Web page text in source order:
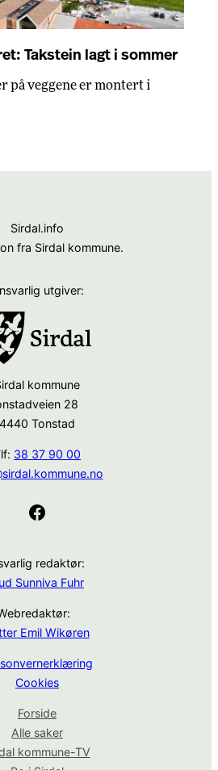
Takstein lagt i sommer
på veggene er montert i
Sirdal.info
fra Sirdal kommune.
utgiver:
kommune
28
4440 Tonstad
38 37 90 00
Facebook
redaktør:
Sunniva Fuhr
Emil Wikøren
Cookies
Forside
Alle saker
kommune-TV